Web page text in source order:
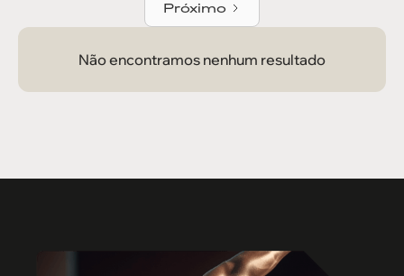
Próximo
Não encontramos nenhum resultado